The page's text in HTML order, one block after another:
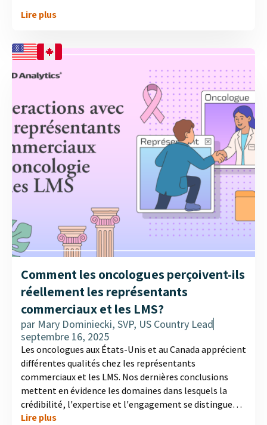
Lire plus
Comment les oncologues perçoivent-ils
réellement les représentants
commerciaux et les LMS?
par Mary Dominiecki, SVP, US Country Lead
septembre 16, 2025
Les oncologues aux États-Unis et au Canada apprécient
différentes qualités chez les représentants
commerciaux et les LMS. Nos dernières conclusions
mettent en évidence les domaines dans lesquels la
crédibilité, l'expertise et l'engagement se distinguent,
ainsi que les entreprises qui bénéficient de la plus forte
Lire plus